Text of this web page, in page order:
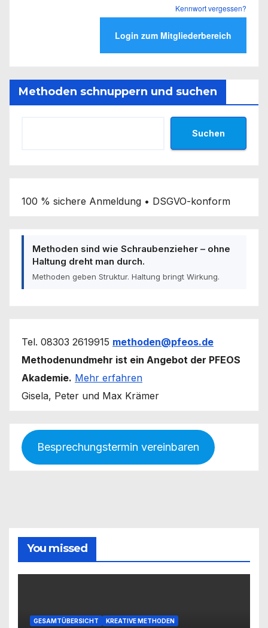
Kennwort vergessen?
Methoden schnuppern und suchen
Suchen
100 % sichere Anmeldung • DSGVO-konform
Methoden sind wie Schraubenzieher – ohne
Haltung dreht man durch.
Methoden geben Struktur. Haltung bringt Wirkung.
Tel. 08303 2619915 methoden@pfeos.de
Methodenundmehr ist ein Angebot der PFEOS
Akademie. Mehr erfahren
Gisela, Peter und Max Krämer
Besprechungstermin vereinbaren
You missed
GESAMTÜBERSICHT KREATIVE METHODEN